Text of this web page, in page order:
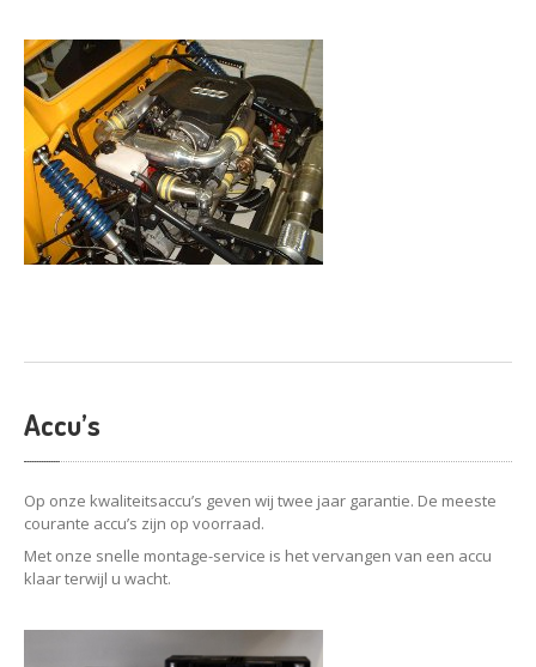
Accu’s
Op onze kwaliteitsaccu’s geven wij twee jaar garantie. De meeste
courante accu’s zijn op voorraad.
Met onze snelle montage-service is het vervangen van een accu
klaar terwijl u wacht.